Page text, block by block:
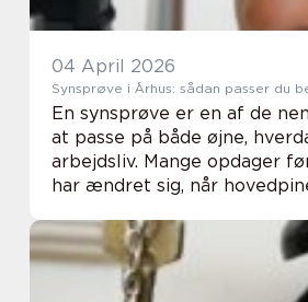
04 April 2026
Synsprøve i Århus: sådan passer du
En synsprøve er en af de
at passe på både øjne,
arbejdsliv. Mange opdager
har ændret sig, når
flyde sammen. En grundig
Århus kan afs...